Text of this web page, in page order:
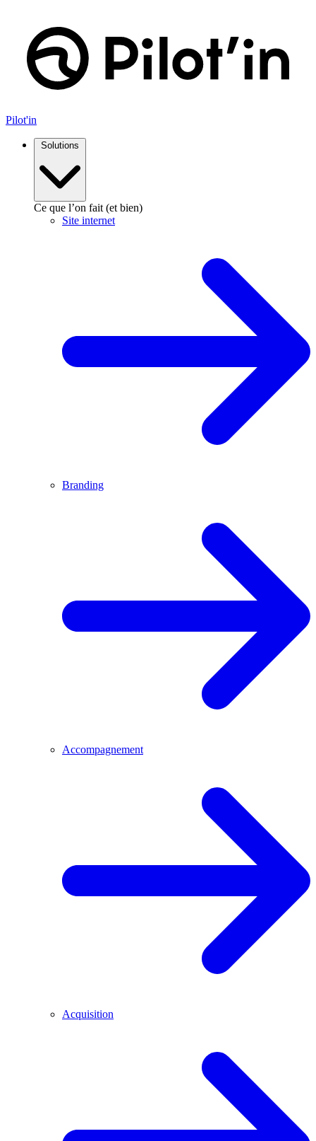
contenu
Pilot'in
Solutions
Ce que l’on fait (et bien)
Site internet
Branding
Accompagnement
Acquisition